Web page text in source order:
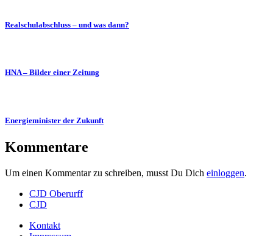
Realschulabschluss – und was dann?
HNA – Bilder einer Zeitung
Energieminister der Zukunft
Kommentare
Um einen Kommentar zu schreiben, musst Du Dich einloggen.
CJD Oberurff
CJD
Kontakt